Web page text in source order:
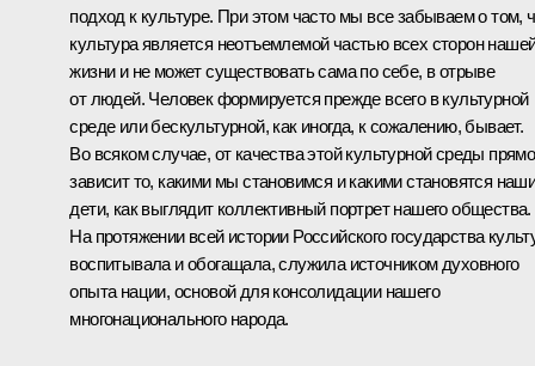
подход к культуре. При этом часто мы все забываем о том,
культура является неотъемлемой частью всех сторон
жизни и не может существовать сама по себе, в отрыве
от людей. Человек формируется прежде всего в культурной
среде или бескультурной, как иногда, к сожалению, бывает.
Во всяком случае, от качества этой культурной среды прямо
зависит то, какими мы становимся и какими становятся
дети, как выглядит коллективный портрет нашего общества.
На протяжении всей истории Российского государства
воспитывала и обогащала, служила источником духовного
опыта нации, основой для консолидации нашего
многонационального народа.